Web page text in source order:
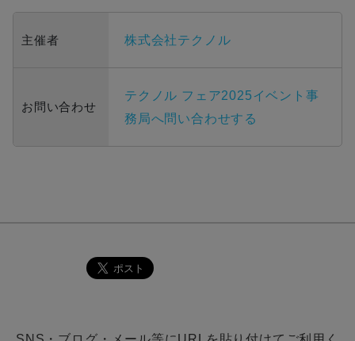
主催者 株式会社テクノル
お問い合わせ
テクノル フェア2025イベント事
務局へ問い合わせする